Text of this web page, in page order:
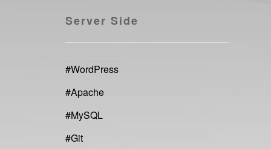
Server Side
#WordPress
#Apache
#MySQL
#Git